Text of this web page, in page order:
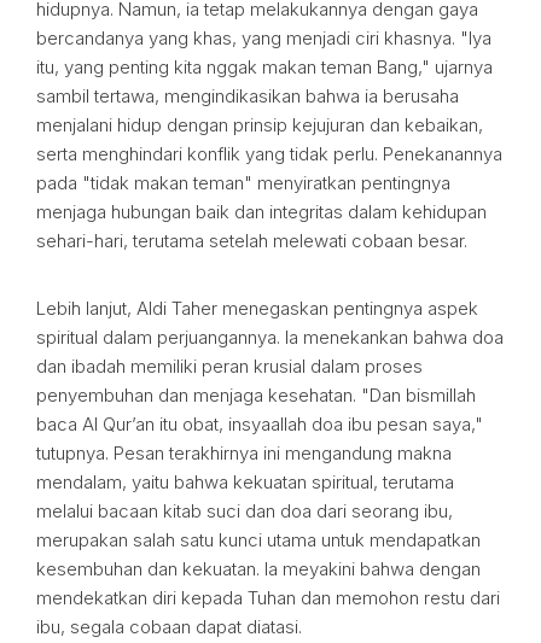
hidupnya. Namun, ia tetap melakukannya dengan gaya
bercandanya yang khas, yang menjadi ciri khasnya. "Iya
itu, yang penting kita nggak makan teman Bang," ujarnya
sambil tertawa, mengindikasikan bahwa ia berusaha
menjalani hidup dengan prinsip kejujuran dan kebaikan,
serta menghindari konflik yang tidak perlu. Penekanannya
pada "tidak makan teman" menyiratkan pentingnya
menjaga hubungan baik dan integritas dalam kehidupan
sehari-hari, terutama setelah melewati cobaan besar.
Lebih lanjut, Aldi Taher menegaskan pentingnya aspek
spiritual dalam perjuangannya. Ia menekankan bahwa doa
dan ibadah memiliki peran krusial dalam proses
penyembuhan dan menjaga kesehatan. "Dan bismillah
baca Al Qur’an itu obat, insyaallah doa ibu pesan saya,"
tutupnya. Pesan terakhirnya ini mengandung makna
mendalam, yaitu bahwa kekuatan spiritual, terutama
melalui bacaan kitab suci dan doa dari seorang ibu,
merupakan salah satu kunci utama untuk mendapatkan
kesembuhan dan kekuatan. Ia meyakini bahwa dengan
mendekatkan diri kepada Tuhan dan memohon restu dari
ibu, segala cobaan dapat diatasi.